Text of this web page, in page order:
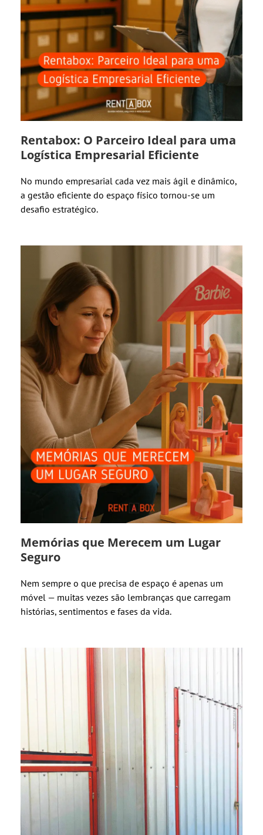
Rentabox: O Parceiro Ideal para uma
Logística Empresarial Eficiente
No mundo empresarial cada vez mais ágil e dinâmico,
a gestão eficiente do espaço físico tornou-se um
desafio estratégico.
Memórias que Merecem um Lugar
Seguro
Nem sempre o que precisa de espaço é apenas um
móvel — muitas vezes são lembranças que carregam
histórias, sentimentos e fases da vida.